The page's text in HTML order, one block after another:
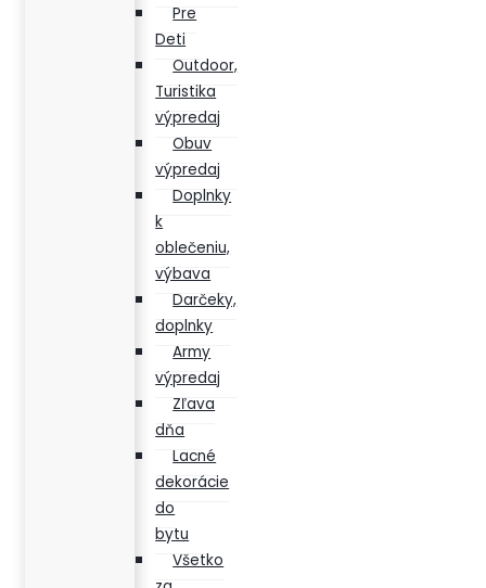
Pre
Deti
Outdoor,
Turistika
výpredaj
Obuv
výpredaj
Doplnky
k
oblečeniu,
výbava
Darčeky,
doplnky
Army
výpredaj
Zľava
dňa
Lacné
dekorácie
do
bytu
Všetko